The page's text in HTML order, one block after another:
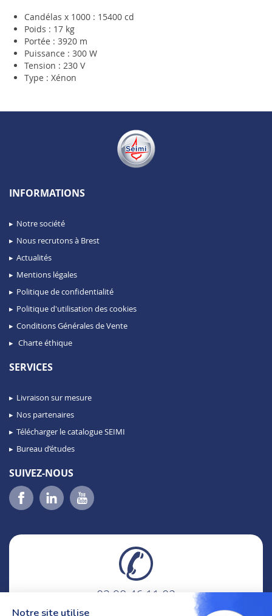
Candélas x 1000 : 15400 cd
Poids : 17 kg
Portée : 3920 m
Puissance : 300 W
Tension : 230 V
Type : Xénon
INFORMATIONS
Notre société
Nous recrutons à Brest
Actualités
Mentions légales
Politique de confidentialité
Politique d'utilisation des cookies
Conditions Générales de Vente
Charte éthique
SERVICES
Livraison sur mesure
Nos partenaires
Télécharger le catalogue SEIMI
Bureau d’études
SUIVEZ-NOUS
02 98 46 11 02
Notre site utilise